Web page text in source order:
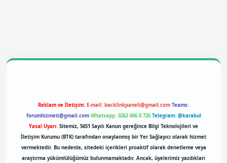
Reklam ve İletişim: E-mail: backlinkpaneli@gmail.com Teams:
forumhizmeti@gmail.com Whatsapp: 0262 606 0 726 Telegram: @karabul
Yasal Uyarı: Sitemiz, 5651 Sayılı Kanun gereğince Bilgi Teknolojileri ve
İletişim Kurumu (BTK) tarafından onaylanmış bir Yer Sağlayıcı olarak hizmet
vermektedir. Bu nedenle, sitedeki içerikleri proaktif olarak denetleme veya
araştırma yükümlülüğümüz bulunmamaktadır. Ancak, üyelerimiz yazdıkları